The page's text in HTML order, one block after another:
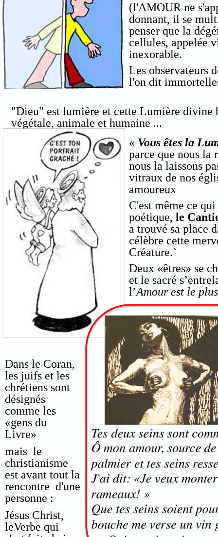
(l'AMOUR ne
donnant, il se
penser que la
cellules, appelée
inexorable.
Les observateurs
l'on dit
"Dieu" est lumière et cette Lumière divine
végétale, animale et humaine ...
« Vous êtes la
parce que nous la
nous la laissons
vitraux de nos
amoureux
.
C'est même ce
poétique,le
a trouvé sa place
célèbre cette
Créature.`
.
Deux «êtres» se
et le sacré
l’Amour est le
Dans le Coran,
les juifs et les
chrétiens sont
désignés
comme les
«gens du
Livre»
mais le
christianisme
est avant tout la
rencontre d'une
personne :
Jésus Christ,
leVerbe qui